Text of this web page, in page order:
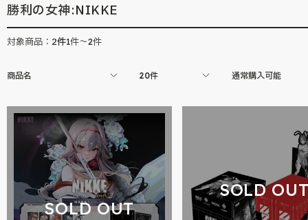
勝利の女神:NIKKE
対象商品： 2件1件～2件
商品名 20件 通常購入可能
SOLD OUT
SOLD